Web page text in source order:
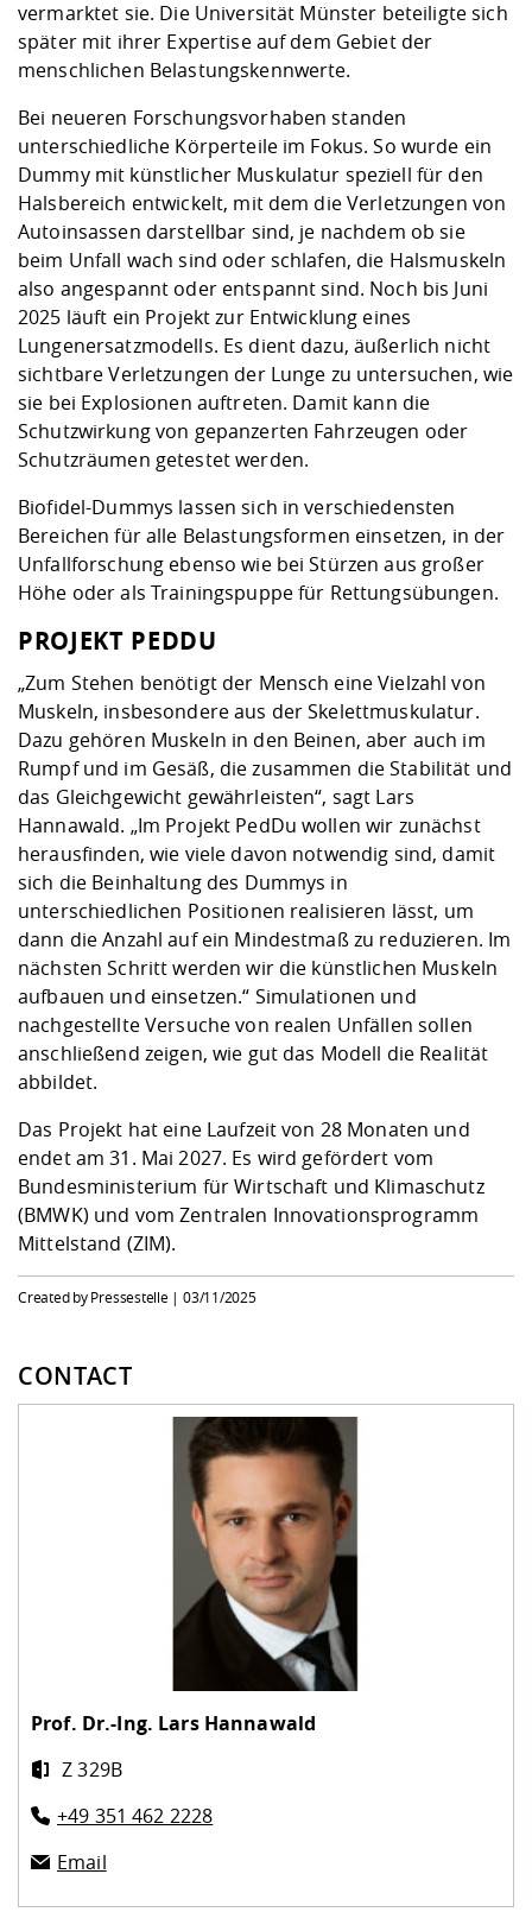
vermarktet sie. Die Universität Münster beteiligte sich
später mit ihrer Expertise auf dem Gebiet der
menschlichen Belastungskennwerte.
Bei neueren Forschungsvorhaben standen
unterschiedliche Körperteile im Fokus. So wurde ein
Dummy mit künstlicher Muskulatur speziell für den
Halsbereich entwickelt, mit dem die Verletzungen von
Autoinsassen darstellbar sind, je nachdem ob sie
beim Unfall wach sind oder schlafen, die Halsmuskeln
also angespannt oder entspannt sind. Noch bis Juni
2025 läuft ein Projekt zur Entwicklung eines
Lungenersatzmodells. Es dient dazu, äußerlich nicht
sichtbare Verletzungen der Lunge zu untersuchen, wie
sie bei Explosionen auftreten. Damit kann die
Schutzwirkung von gepanzerten Fahrzeugen oder
Schutzräumen getestet werden.
Biofidel-Dummys lassen sich in verschiedensten
Bereichen für alle Belastungsformen einsetzen, in der
Unfallforschung ebenso wie bei Stürzen aus großer
Höhe oder als Trainingspuppe für Rettungsübungen.
PROJEKT PEDDU
„Zum Stehen benötigt der Mensch eine Vielzahl von
Muskeln, insbesondere aus der Skelettmuskulatur.
Dazu gehören Muskeln in den Beinen, aber auch im
Rumpf und im Gesäß, die zusammen die Stabilität und
das Gleichgewicht gewährleisten“, sagt Lars
Hannawald. „Im Projekt PedDu wollen wir zunächst
herausfinden, wie viele davon notwendig sind, damit
sich die Beinhaltung des Dummys in
unterschiedlichen Positionen realisieren lässt, um
dann die Anzahl auf ein Mindestmaß zu reduzieren. Im
nächsten Schritt werden wir die künstlichen Muskeln
aufbauen und einsetzen.“ Simulationen und
nachgestellte Versuche von realen Unfällen sollen
anschließend zeigen, wie gut das Modell die Realität
abbildet.
Das Projekt hat eine Laufzeit von 28 Monaten und
endet am 31. Mai 2027. Es wird gefördert vom
Bundesministerium für Wirtschaft und Klimaschutz
(BMWK) und vom Zentralen Innovationsprogramm
Mittelstand (ZIM).
Created by Pressestelle |03/11/2025
CONTACT
Prof. Dr.-Ing. Lars Hannawald
Z 329B
+49 351 462 2228
Email